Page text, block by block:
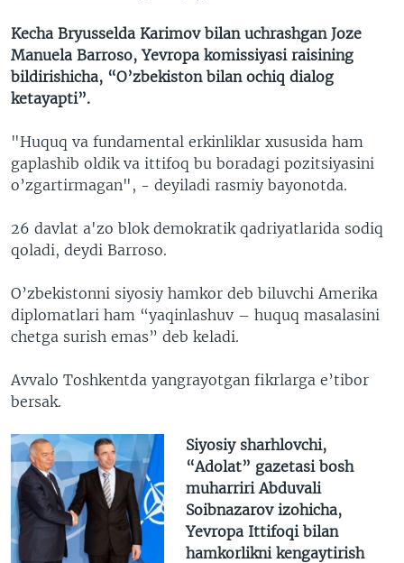
Kecha Bryusselda Karimov bilan uchrashgan Joze
Manuela Barroso, Yevropa komissiyasi raisining
bildirishicha, “O’zbekiston bilan ochiq dialog
ketayapti”.
"Huquq va fundamental erkinliklar xususida ham
gaplashib oldik va ittifoq bu boradagi pozitsiyasini
o’zgartirmagan", - deyiladi rasmiy bayonotda.
26 davlat a'zo blok demokratik qadriyatlarida sodiq
qoladi, deydi Barroso.
O’zbekistonni siyosiy hamkor deb biluvchi Amerika
diplomatlari ham “yaqinlashuv – huquq masalasini
chetga surish emas” deb keladi.
Avvalo Toshkentda yangrayotgan fikrlarga e’tibor
bersak.
Siyosiy sharhlovchi,
“Adolat” gazetasi bosh
muharriri Abduvali
Soibnazarov izohicha,
Yevropa Ittifoqi bilan
hamkorlikni kengaytirish